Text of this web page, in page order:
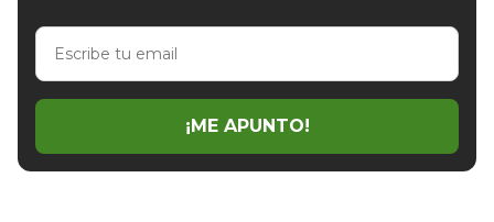
Escribe
email
¡ME APUNTO!